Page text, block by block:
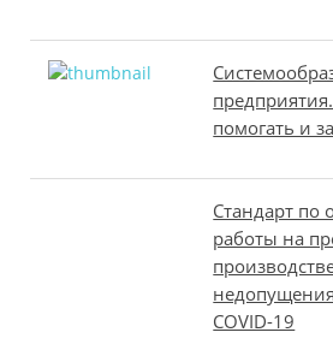
помогать и
Стандарт по
работы на
COVID-19